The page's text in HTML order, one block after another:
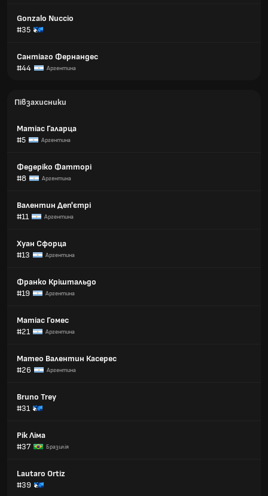
Gonzalo Nuccio
#35
Сантіаго Фернандес
#44
Аргентина
Півзахисники
Матіас Галарца
#5
Аргентина
Федеріко Фатторі
#8
Аргентина
Валентин Деп'єтрі
#11
Аргентина
Хуан Сфорца
#13
Аргентина
Франко Кріштальдо
#19
Аргентина
Матіас Гомес
#21
Аргентина
Матео Валентин Касерес
#26
Аргентина
Bruno Trey
#31
Рік Ліма
#37
Бразилія
Lautaro Ortiz
#39